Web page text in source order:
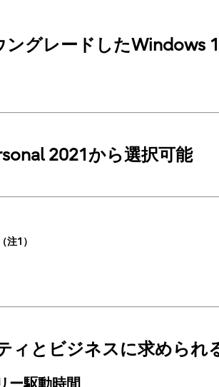
グレードしたWindows
2021から選択可能
（注1）
ィとビジネスに求められ